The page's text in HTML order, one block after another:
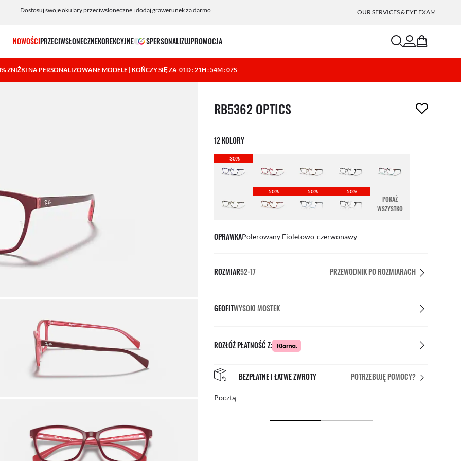
Dostosuj swoje okulary przeciwsłoneczne i dodaj grawerunek za darmo OUR SERVICES & EYE EXAM
NOWOŚCIPRZECIWSŁONECZNEKOREKCYJNE SPERSONALIZUJPROMOCJA searchaccount
bag
ZNIŻKI NA PERSONALIZOWANE MODELE | KOŃCZY SIĘ ZA 01D : 21H : 54M : 07S
1 element został usunięty z Twojej listy życzeń
RB5362 OPTICS
12 KOLORY
-30%
-50% -50% -50%
POKAŻ
WSZYSTKO
OPRAWKAPolerowany Fioletowo-czerwonawy
ROZMIAR52-17 PRZEWODNIK PO ROZMIARACH
GEOFITWYSOKI MOSTEK
ROZŁÓŻ PŁATNOŚĆ Z:
POTRZEBUJĘ POMOCY?
BEZPŁATNE I ŁATWE ZWROTY DOPASOWANIE IDEALNE
Bezpłatne, spersonalizowane korekty